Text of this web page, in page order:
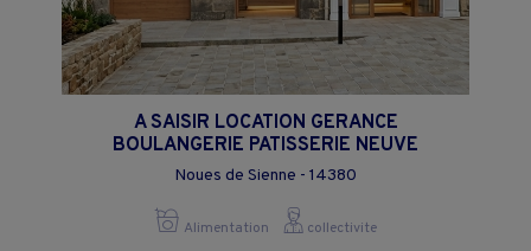
A SAISIR LOCATION GERANCE
BOULANGERIE PATISSERIE NEUVE
Noues de Sienne - 14380
Alimentation collectivite